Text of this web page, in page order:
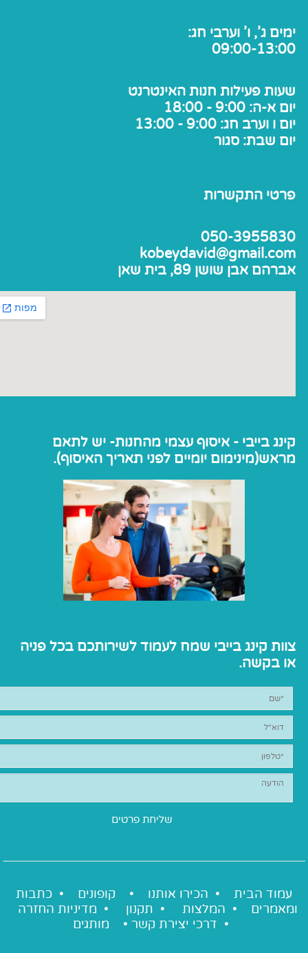
ימים ג', ו' וערבי חג:
09:00-13:00
שעות פעילות חנות האינטרנט
יום א-ה: 9:00 - 18:00
יום ו וערב חג: 9:00 - 13:00
יום שבת: סגור
פרטי התקשרות
050-3955830
kobeydavid@gmail.com
אברהם אבן שושן 89, בית שאן
קינג בייבי - איסוף עצמי מהחנות- יש לתאם
מראש(מינימום יומיים לפני תאריך האיסוף).
צוות קינג בייבי שמח לעמוד לשירותכם בכל פניה
או בקשה.
עמוד הבית • הכירו אותנו • קופונים • כתבות
ומאמרים • המלצות • תקנון • מדיניות החזרה
• דרכי יצירת קשר • מותגים